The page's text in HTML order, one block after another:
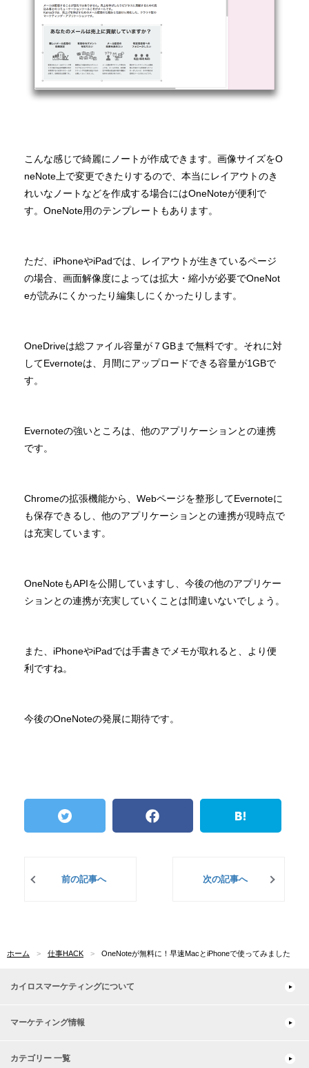
こんな感じで綺麗にノートが作成できます。画像サイズをO
neNote上で変更できたりするので、本当にレイアウトのき
れいなノートなどを作成する場合にはOneNoteが便利で
す。OneNote用のテンプレートもあります。
ただ、iPhoneやiPadでは、レイアウトが生きているページ
の場合、画面解像度によっては拡大・縮小が必要でOneNot
eが読みにくかったり編集しにくかったりします。
OneDriveは総ファイル容量が７GBまで無料です。それに対
してEvernoteは、月間にアップロードできる容量が1GBで
す。
Evernoteの強いところは、他のアプリケーションとの連携
です。
Chromeの拡張機能から、Webページを整形してEvernoteに
も保存できるし、他のアプリケーションとの連携が現時点で
は充実しています。
OneNoteもAPIを公開していますし、今後の他のアプリケー
ションとの連携が充実していくことは間違いないでしょう。
また、iPhoneやiPadでは手書きでメモが取れると、より便
利ですね。
今後のOneNoteの発展に期待です。
前の記事へ 次の記事へ
ホーム 仕事HACK OneNoteが無料に！早速MacとiPhoneで使ってみました
カイロスマーケティングについて
マーケティング情報
カテゴリー 一覧